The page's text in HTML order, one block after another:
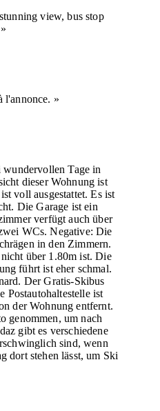
view, bus stop
l'annonce. »
Tage in
dieser Wohnung ist
voll ausgestattet. Es ist
Die Garage ist ein
verfügt auch über
WCs. Negative: Die
in den Zimmern.
über 1.80m ist. Die
führt ist eher schmal.
Der Gratis-Skibus
Postautohaltestelle ist
der Wohnung entfernt.
genommen, um nach
gibt es verschiedene
sind, wenn
dort stehen lässt, um Ski